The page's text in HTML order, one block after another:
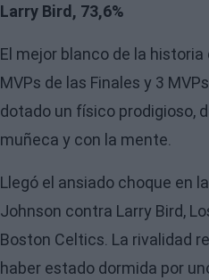
Larry Bird, 73,6%
El mejor blanco de la historia
MVPs de las Finales y 3
dotado un físico prodigioso,
muñeca y con la mente.
Llegó el ansiado choque en
Johnson contra Larry Bird,
Boston Celtics. La rivalidad
haber estado dormida por